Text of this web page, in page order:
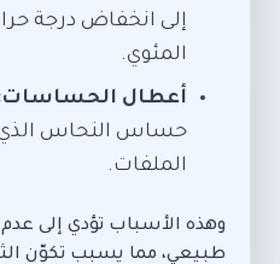
إلى انخفاض درجة
المئوي.
أعطال
حساس النحاس الذي
الملفات.
وهذه الأسباب تؤدي إلى
طبيعي، مما يسبب تكوّن